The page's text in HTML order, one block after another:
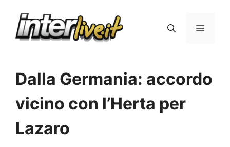
Menu
Dalla Germania: accordo
vicino con l’Herta per
Lazaro